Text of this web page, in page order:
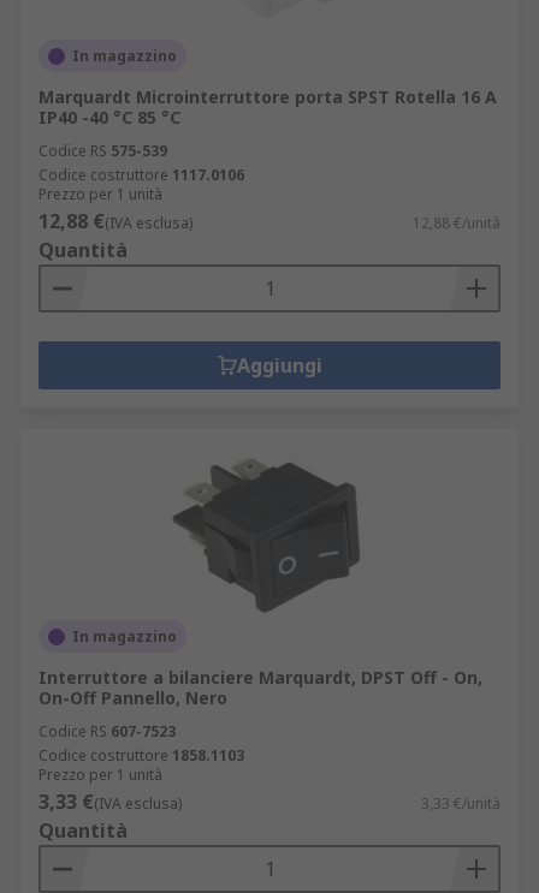
In magazzino
Marquardt Microinterruttore porta SPST Rotella 16 A
IP40 -40 °C 85 °C
Codice RS 575-539
Codice costruttore 1117.0106
Prezzo per 1 unità
12,88 €(IVA esclusa) 12,88 €/unità
Quantità
Aggiungi
In magazzino
Interruttore a bilanciere Marquardt, DPST Off - On,
On-Off Pannello, Nero
Codice RS 607-7523
Codice costruttore 1858.1103
Prezzo per 1 unità
3,33 €(IVA esclusa) 3,33 €/unità
Quantità